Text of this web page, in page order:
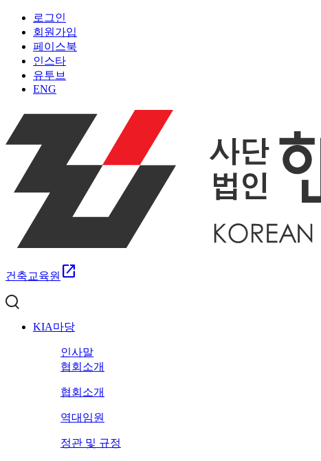
로그인
회원가입
페이스북
인스타
유투브
ENG
건축교육원 open_in_new
KIA마당
인사말
협회소개
협회소개
역대임원
정관 및 규정